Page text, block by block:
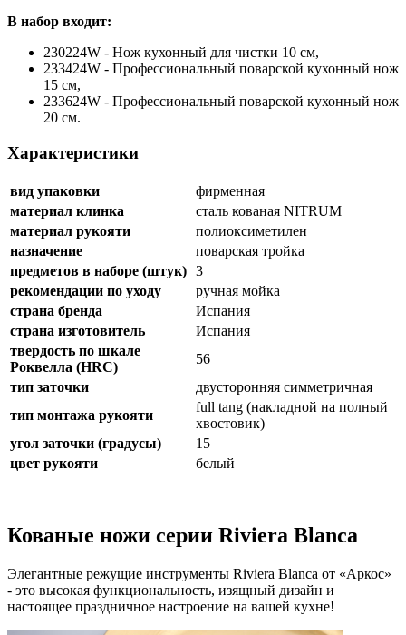
В набор входит:
230224W - Нож кухонный для чистки 10 см,
233424W - Профессиональный поварской кухонный нож
15 см,
233624W - Профессиональный поварской кухонный нож
20 см.
Характеристики
вид упаковки
фирменная
материал клинка
сталь кованая NITRUM
материал рукояти
полиоксиметилен
назначение
поварская тройка
предметов в наборе (штук) 3
рекомендации по уходу
ручная мойка
страна бренда
Испания
страна изготовитель
Испания
твердость по шкале
Роквелла (HRC)
56
тип заточки
двусторонняя симметричная
тип монтажа рукояти
full tang (накладной на полный
хвостовик)
угол заточки (градусы)
15
цвет рукояти
белый
Кованые ножи серии Riviera Blanca
Элегантные режущие инструменты Riviera Blanca от «Аркос»
- это высокая функциональность, изящный дизайн и
настоящее праздничное настроение на вашей кухне!